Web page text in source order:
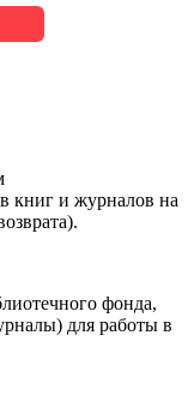
книг и журналов на
фонда,
для работы в